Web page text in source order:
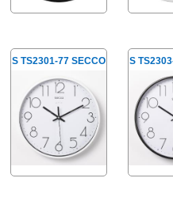
S TS2301-77 SECCO S